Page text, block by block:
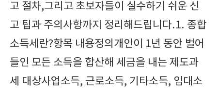
고 절차,그리고 초보자들이 실수하기 쉬운 신
고 팁과 주의사항까지 정리해드립니다.1. 종합
소득세란?항목 내용정의개인이 1년 동안 벌어
들인 모든 소득을 합산해 세금을 내는 제도과
세 대상사업소득, 근로소득, 기타소득, 임대소